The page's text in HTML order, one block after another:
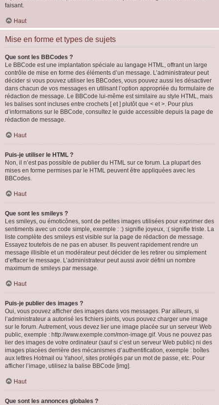
faisant.
Haut
Mise en forme et types de sujets
Que sont les BBCodes ?
Le BBCode est une implantation spéciale au langage HTML, offrant un large
contrôle de mise en forme des éléments d’un message. L’administrateur peut
décider si vous pouvez utiliser les BBCodes, vous pouvez aussi les désactiver
dans chacun de vos messages en utilisant l’option appropriée du formulaire de
rédaction de message. Le BBCode lui-même est similaire au style HTML, mais
les balises sont incluses entre crochets [ et ] plutôt que < et >. Pour plus
d’informations sur le BBCode, consultez le guide accessible depuis la page de
rédaction de message.
Haut
Puis-je utiliser le HTML ?
Non, il n’est pas possible de publier du HTML sur ce forum. La plupart des
mises en forme permises par le HTML peuvent être appliquées avec les
BBCodes.
Haut
Que sont les smileys ?
Les smileys, ou émoticônes, sont de petites images utilisées pour exprimer des
sentiments avec un code simple, exemple : :) signifie joyeux, :( signifie triste. La
liste complète des smileys est visible sur la page de rédaction de message.
Essayez toutefois de ne pas en abuser. Ils peuvent rapidement rendre un
message illisible et un modérateur peut décider de les retirer ou simplement
d’effacer le message. L’administrateur peut aussi avoir défini un nombre
maximum de smileys par message.
Haut
Puis-je publier des images ?
Oui, vous pouvez afficher des images dans vos messages. Par ailleurs, si
l’administrateur a autorisé les fichiers joints, vous pouvez charger une image
sur le forum. Autrement, vous devez lier une image placée sur un serveur Web
public, exemple : http://www.exemple.com/mon-image.gif. Vous ne pouvez pas
lier des images de votre ordinateur (sauf si c’est un serveur Web public) ni des
images placées derrière des mécanismes d’authentification, exemple : boîtes
aux lettres Hotmail ou Yahoo!, sites protégés par un mot de passe, etc. Pour
afficher l’image, utilisez la balise BBCode [img].
Haut
Que sont les annonces globales ?